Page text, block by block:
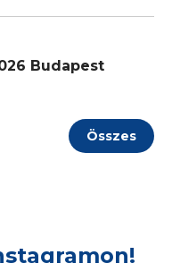
Budapest
Összes